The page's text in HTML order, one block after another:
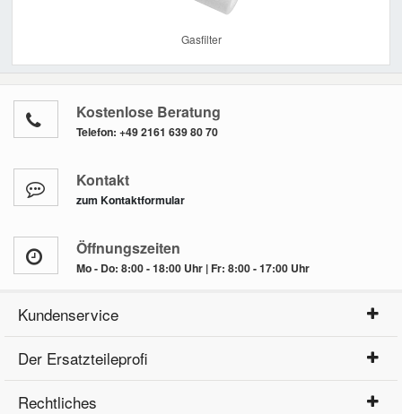
Gasfilter
Kostenlose Beratung
Telefon: +49 2161 639 80 70
Kontakt
zum Kontaktformular
Öffnungszeiten
Mo - Do: 8:00 - 18:00 Uhr | Fr: 8:00 - 17:00 Uhr
Kundenservice
Der Ersatzteileprofi
Rechtliches